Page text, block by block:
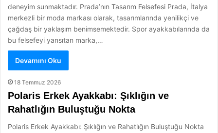
deneyim sunmaktadır. Prada’nın Tasarım Felsefesi Prada, İtalya
merkezli bir moda markası olarak, tasarımlarında yenilikçi ve
çağdaş bir yaklaşım benimsemektedir. Spor ayakkabılarında da
bu felsefeyi yansıtan marka,…
Devamını Oku
18 Temmuz 2026
Polaris Erkek Ayakkabı: Şıklığın ve
Rahatlığın Buluştuğu Nokta
Polaris Erkek Ayakkabı: Şıklığın ve Rahatlığın Buluştuğu Nokta